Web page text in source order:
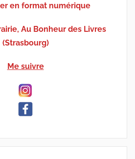
en format numérique
Au Bonheur des Livres
(Strasbourg)
Me suivre